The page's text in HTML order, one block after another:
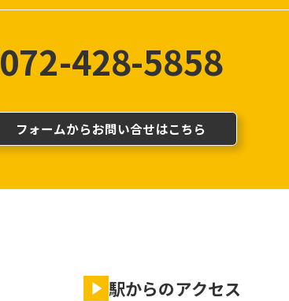
072-428-5858
フォームからお問い合せはこちら
駅からのアクセス